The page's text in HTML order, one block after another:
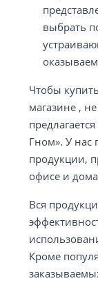
выбрать
Чтобы
магазине ,
Гном». У нас
продукции,
офисе и
Вся
Кроме